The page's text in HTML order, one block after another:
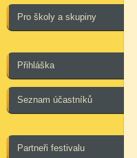
Pro školy a skupiny
Přihláška
Seznam účastníků
Partneři festivalu